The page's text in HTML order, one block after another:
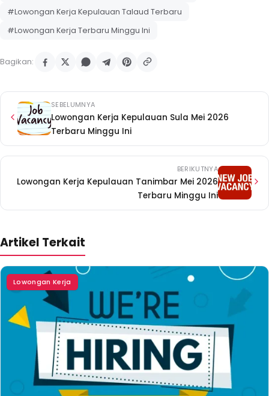
#Lowongan Kerja Kepulauan Talaud Terbaru
#Lowongan Kerja Terbaru Minggu Ini
Bagikan:
SEBELUMNYA
Lowongan Kerja Kepulauan Sula Mei 2026
Terbaru Minggu Ini
BERIKUTNYA
Lowongan Kerja Kepulauan Tanimbar Mei 2026
Terbaru Minggu Ini
Artikel Terkait
Lowongan Kerja